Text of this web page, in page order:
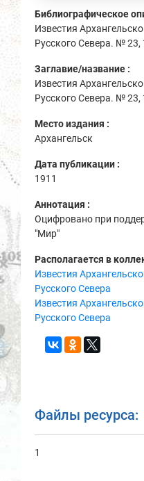
Библиографическое
Известия
Русского Севера. № 23,
Заглавие/название :
Известия
Русского Севера. № 23,
Место издания :
Архангельск
Дата публикации :
1911
Аннотация :
Оцифровано при
"Мир"
Располагается в
Известия
Русского Севера
Известия
Русского Севера
Файлы ресурса:
1